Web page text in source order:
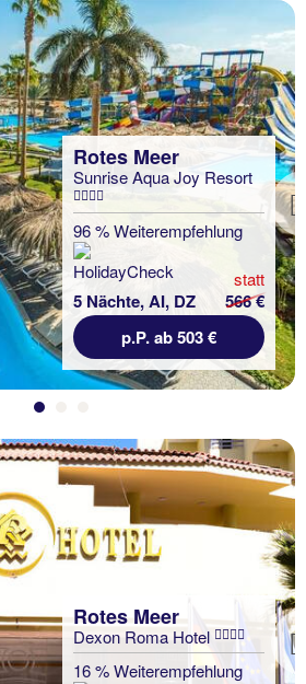
Rotes Meer
Sunrise Aqua Joy Resort
96 % Weiterempfehlung
5 Nächte, AI, DZ
statt
566 €
p.P. ab 503 €
Rotes Meer
Dexon Roma Hotel
16 % Weiterempfehlung